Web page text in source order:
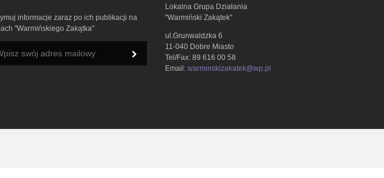
informacje zaraz po ich publikacji na
"Warmińskiego Zakątka"
Lokalna Grupa Działania
"Warmiński Zakątek"
ul.Grunwaldzka 6
11-040 Dobre Miasto
Tel/Fax: 89 616 00 58
Email: warminskizakatek@wp.pl